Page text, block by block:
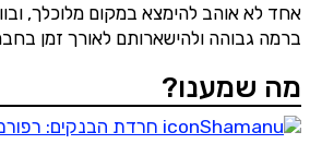
אחד לא אוהב להימצא במקום מלוכלך,
ברמה גבוהה ולהישארותם לאורך זמן
מה שמענו?
חרדת הבנקים: